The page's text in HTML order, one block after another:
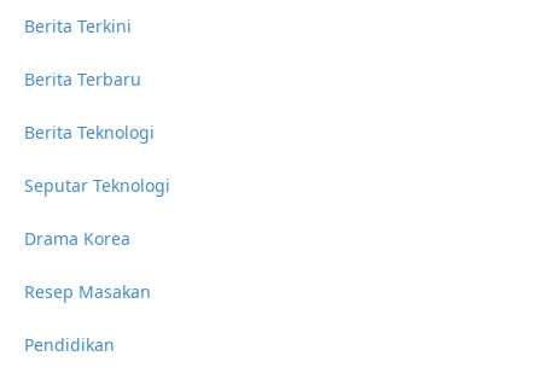
Berita Terkini
Berita Terbaru
Berita Teknologi
Seputar Teknologi
Drama Korea
Resep Masakan
Pendidikan